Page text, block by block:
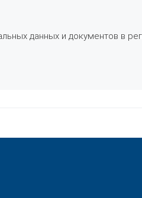
данных и документов в